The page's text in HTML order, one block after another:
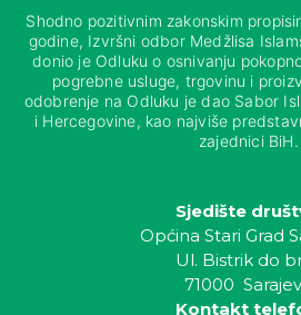
Shodno pozitivnim zakonskim
godine, Izvršni odbor Medžlisa
donio je Odluku o osnivanju
pogrebne usluge, trgovinu i
odobrenje na Odluku je dao Sabor
i Hercegovine, kao najviše
zajednici BiH.
Sjedište
Općina Stari Grad
Ul. Bistrik do
71000
Kontakt